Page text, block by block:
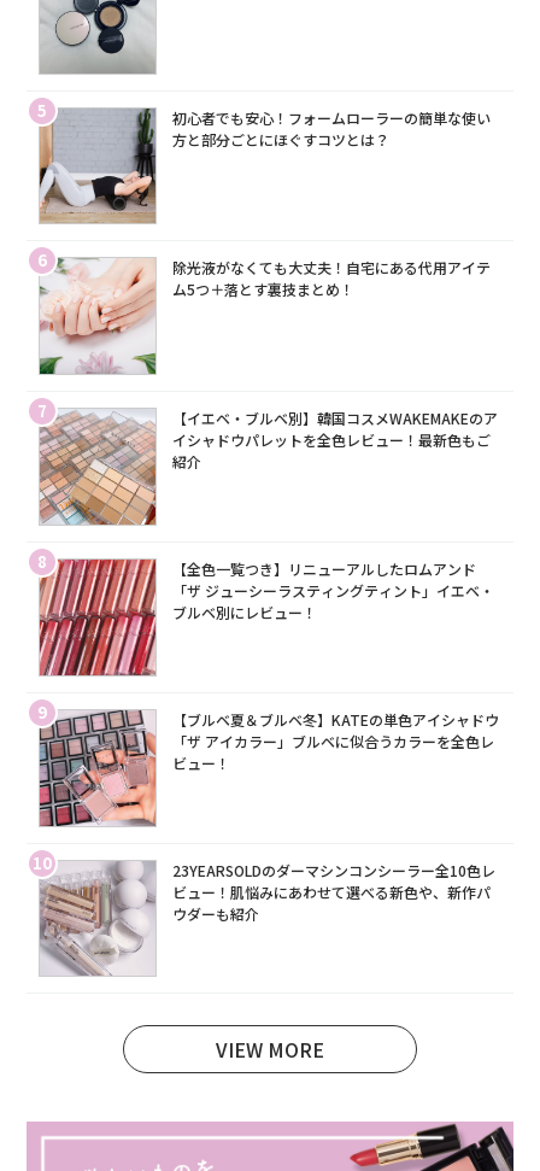
5
初心者でも安心！フォームローラーの簡単な使い
方と部分ごとにほぐすコツとは？
6
除光液がなくても大丈夫！自宅にある代用アイテ
ム5つ＋落とす裏技まとめ！
7
【イエベ・ブルベ別】韓国コスメWAKEMAKEのア
イシャドウパレットを全色レビュー！最新色もご
紹介
8
【全色一覧つき】リニューアルしたロムアンド
「ザ ジューシーラスティングティント」イエベ・
ブルベ別にレビュー！
9
【ブルベ夏＆ブルベ冬】KATEの単色アイシャドウ
「ザ アイカラー」ブルベに似合うカラーを全色レ
ビュー！
10
23YEARSOLDのダーマシンコンシーラー全10色レ
ビュー！肌悩みにあわせて選べる新色や、新作パ
ウダーも紹介
VIEW MORE